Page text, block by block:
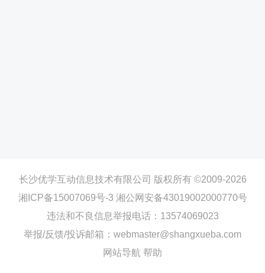
长沙优学互动信息技术有限公司 版权所有 ©2009-2026
湘ICP备15007069号-3 湘公网安备43019002000770号
违法和不良信息举报电话：13574069023
举报/反馈/投诉邮箱：webmaster@shangxueba.com
网站导航 帮助